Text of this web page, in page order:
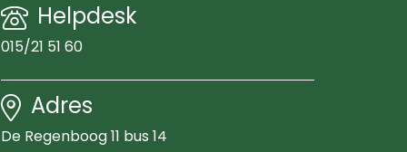
Helpdesk
015/21 51 60
Adres
De Regenboog 11 bus 14